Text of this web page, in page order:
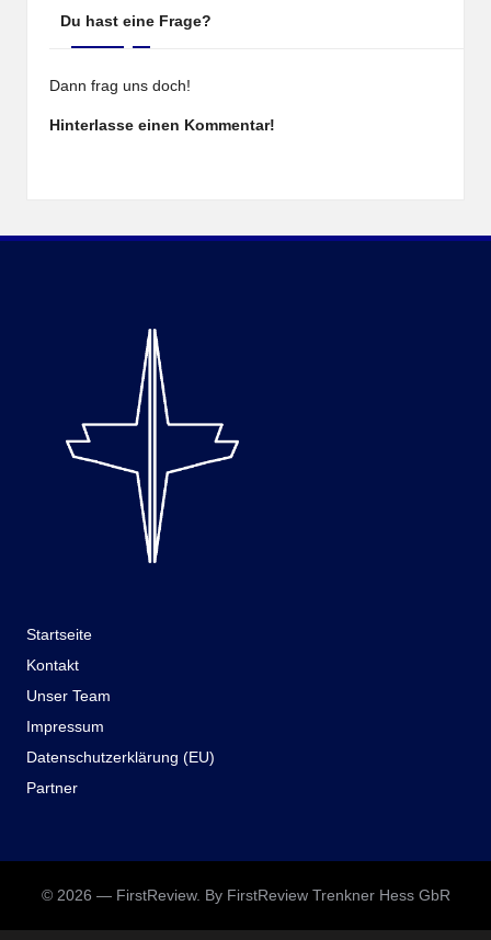
Du hast eine Frage?
Dann frag uns doch!
Hinterlasse einen Kommentar!
Startseite
Kontakt
Unser Team
Impressum
Datenschutzerklärung (EU)
Partner
© 2026 — FirstReview. By FirstReview Trenkner Hess GbR